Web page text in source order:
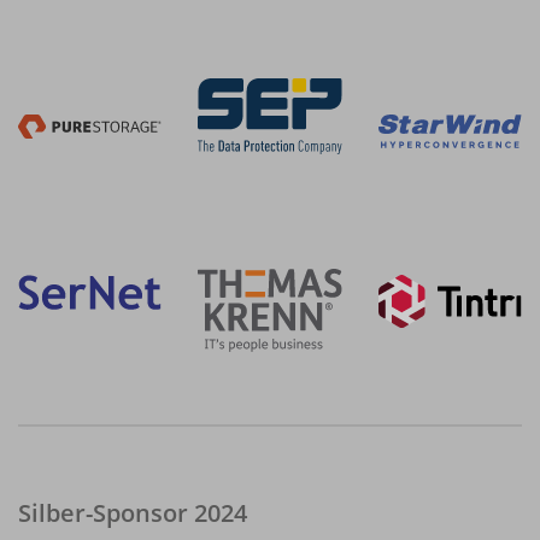
Silber-Sponsor 2024